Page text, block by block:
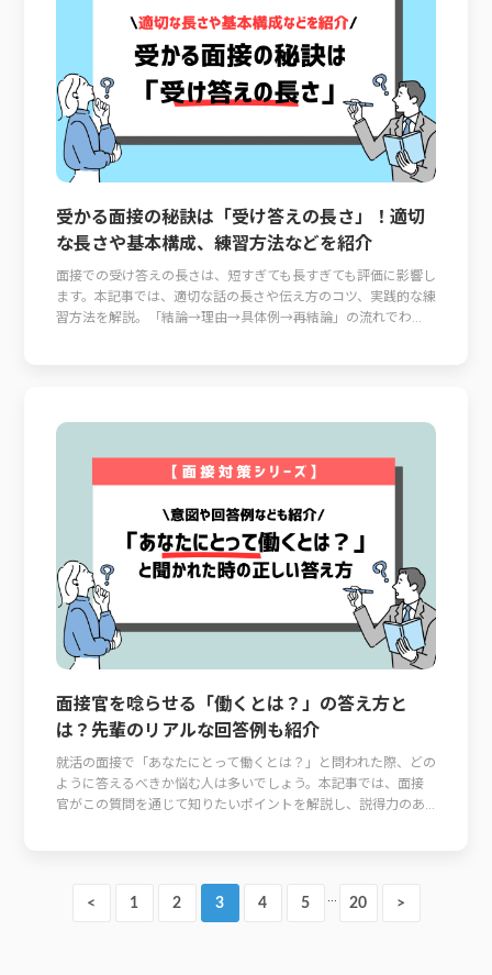
受かる面接の秘訣は「受け答えの長さ」！適切
な長さや基本構成、練習方法などを紹介
面接での受け答えの長さは、短すぎても長すぎても評価に影響し
ます。本記事では、適切な話の長さや伝え方のコツ、実践的な練
習方法を解説。「結論→理由→具体例→再結論」の流れでわ...
面接官を唸らせる「働くとは？」の答え方と
は？先輩のリアルな回答例も紹介
就活の面接で「あなたにとって働くとは？」と問われた際、どの
ように答えるべきか悩む人は多いでしょう。本記事では、面接
官がこの質問を通じて知りたいポイントを解説し、説得力のあ...
< 1 2 3 4 5 … 20 >